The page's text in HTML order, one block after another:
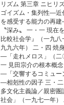
リズム 第三章 ニヒリ
ゴイズム・集列性―近
を感受する能力の再
〝深み〟 一・一 現
比較社会学』（一九
九九六年） 二・四 焼
―「走れメロス」（二
一 見田宗介の根本概
―「交響するコミュー
―相剋性の因子 三・
多文化主義論／親密
社会」（一九七一年